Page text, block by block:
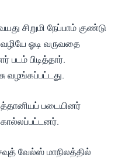
சிறுமி நேப்பாம் குண்டு
ஓடி வருவதை
படம் பிடித்தார்.
வழங்கப்பட்டது.
படையினர்
வேல்ஸ் மாநிலத்தில்